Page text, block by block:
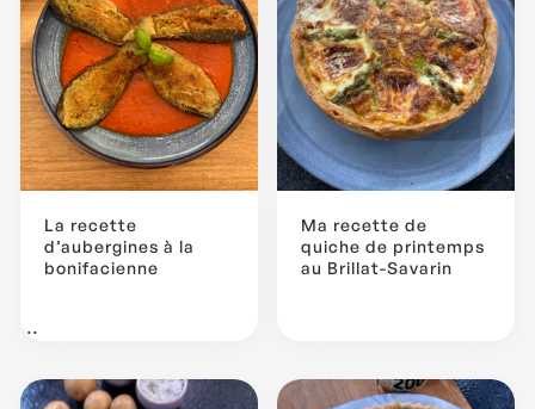
La recette
d’aubergines à la
bonifacienne
...
Ma recette de
quiche de printemps
au Brillat-Savarin